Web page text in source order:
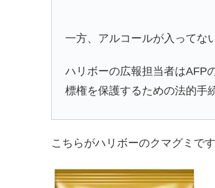
一方、アルコールが入ってな
ハリボーの広報担当者はAFP
標権を保護するための法的手
こちらがハリボーのクマグミです